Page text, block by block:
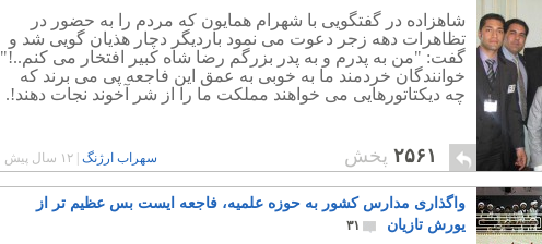
شاهزاده در گفتگویی با شهرام همایون که مردم را به حضور در
تظاهرات دهه زجر دعوت می نمود باردیگر دچار هذیان گویی شد و
گفت: "من به پدرم و به پدر بزرگم رضا شاه کبیر افتخار می کنم..!"
خوانندگان خردمند ما به خوبی به عمق این فاجعه پی می برند که
چه دیکتاتورهایی می خواهند مملکت ما را از شر آخوند نجات دهند!.
۲۵۶۱ پخش سهراب ارژنگ ۱۲ سال پیش
واگذاری مدارس کشور به حوزه علمیه، فاجعه ایست بس عظیم تر از
یورش تازیان
۳۱